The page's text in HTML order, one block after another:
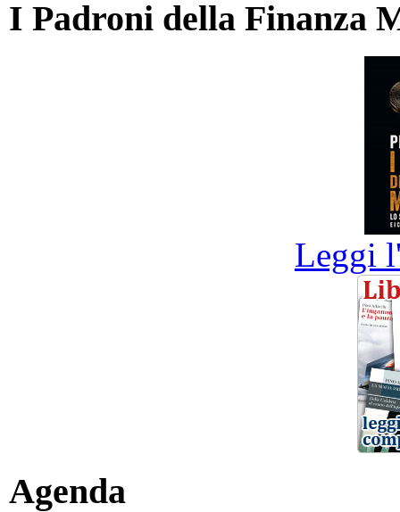
I Padroni della Finanza
Leggi
Agenda